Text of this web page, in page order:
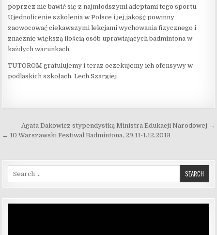
poprzez nie bawić się z najmłodszymi adeptami tego sportu.
Ujednolicenie szkolenia w Polsce i jej jakość powinny
zaowocować ciekawszymi lekcjami wychowania fizycznego i
znacznie większą ilością osób uprawiających badmintona w
każdych warunkach.
TUTOROM gratulujemy i teraz oczekujemy ich ofensywy w
podlaskich szkołach. Lech Szargiej
Nawigacja wpisu
Agata Dakowicz stypendystką Ministra Edukacji Narodowej →
← 10 Warszawski Festiwal Badmintona, 29.11-1.12.2013
Search for: